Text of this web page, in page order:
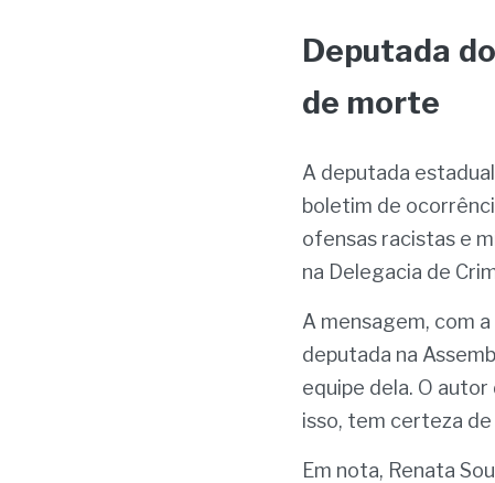
Deputada
de morte
A deputada
boletim de
ofensas racistas e
na Delegacia de
A mensagem, com
deputada na
equipe dela. O
isso, tem certeza
Em nota, Renata